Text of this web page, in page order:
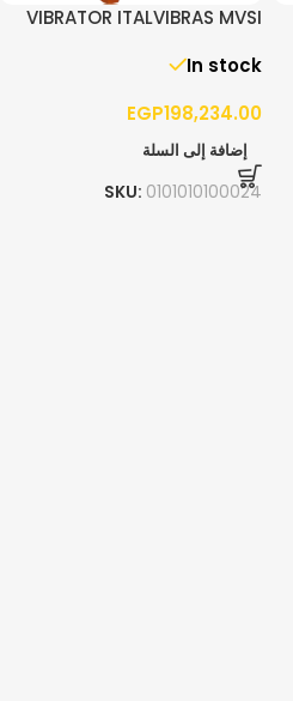
VIBRATOR ITALVIBRAS MVSI
In stock
EGP198,234.00
إضافة إلى السلة
SKU: 0101010100024